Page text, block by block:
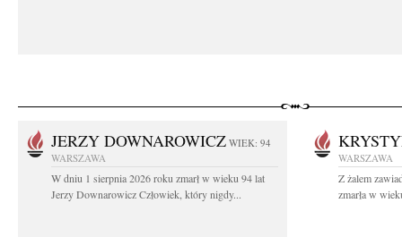
JERZY DOWNAROWICZ WIEK: 94
WARSZAWA
W dniu 1 sierpnia 2026 roku zmarł w wieku 94 lat
Jerzy Downarowicz Człowiek, który nigdy...
WARSZAWA
Z żalem
zmarła w